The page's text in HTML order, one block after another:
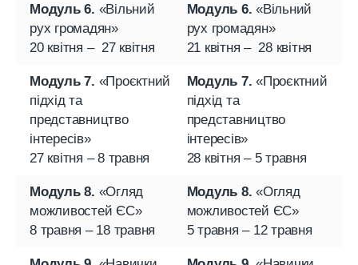
Модуль 6. «Вільний
рух громадян»
20 квітня – 27 квітня
Модуль 6. «Вільний
рух громадян»
21 квітня – 28 квітня
Модуль 7. «Проєктний
підхід та
представництво
інтересів»
27 квітня – 8 травня
Модуль 7. «Проєктний
підхід та
представництво
інтересів»
28 квітня – 5 травня
Модуль 8. «Огляд
можливостей ЄС»
8 травня – 18 травня
Модуль 8. «Огляд
можливостей ЄС»
5 травня – 12 травня